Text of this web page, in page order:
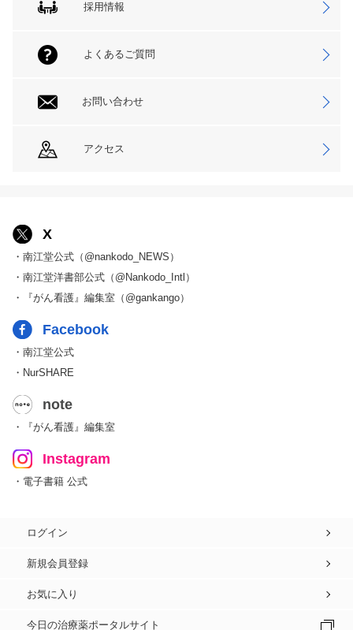
採用情報
よくあるご質問
お問い合わせ
アクセス
X
・南江堂公式（@nankodo_NEWS）
・南江堂洋書部公式（@Nankodo_Intl）
・『がん看護』編集室（@gankango）
Facebook
・南江堂公式
・NurSHARE
note
・『がん看護』編集室
Instagram
・電子書籍 公式
ログイン
新規会員登録
お気に入り
今日の治療薬ポータルサイト